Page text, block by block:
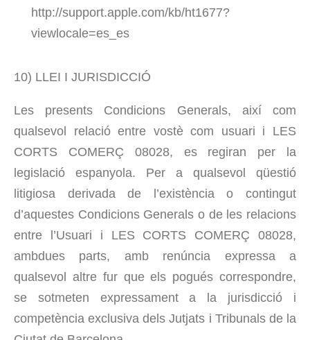
http://support.apple.com/kb/ht1677?
viewlocale=es_es
10) LLEI I JURISDICCIÓ
Les presents Condicions Generals, així com
qualsevol relació entre vostè com usuari i LES
CORTS COMERÇ 08028, es regiran per la
legislació espanyola. Per a qualsevol qüestió
litigiosa derivada de l’existència o contingut
d’aquestes Condicions Generals o de les relacions
entre l’Usuari i LES CORTS COMERÇ 08028,
ambdues parts, amb renúncia expressa a
qualsevol altre fur que els pogués correspondre,
se sotmeten expressament a la jurisdicció i
competència exclusiva dels Jutjats i Tribunals de la